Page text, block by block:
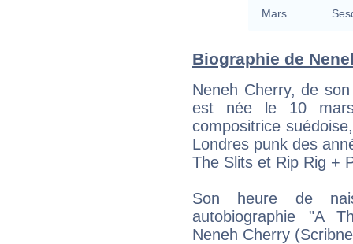
Mars
Biographie de
Neneh Cherry, de
est née le 10 mars
compositrice
Londres punk des
The Slits et Rip Rig +
Son heure de
autobiographie "A
Neneh Cherry